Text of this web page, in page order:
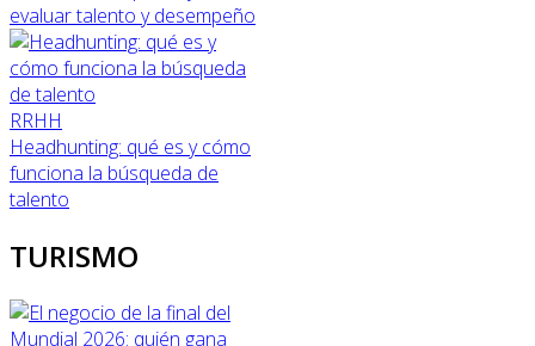
evaluar talento y desempeño
RRHH
Headhunting: qué es y cómo
funciona la búsqueda de
talento
TURISMO